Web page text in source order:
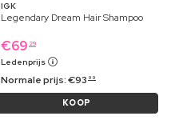
IGK
Legendary Dream Hair Shampoo
€69 29
Ledenprijs
Normale prijs:€93 99
KOOP